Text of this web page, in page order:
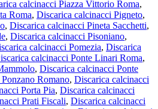
calcinacci Piazza Vittorio Roma,
Roma, Discarica calcinacci Pigneto,
, Discarica calcinacci Pineta Sacchetti,
, Discarica calcinacci Pisoniano,
calcinacci Pomezia, Discarica
calcinacci Ponte Linari Roma,
, Discarica calcinacci Ponte
Romano, Discarica calcinacci
Porta Pia, Discarica calcinacci
Prati Fiscali, Discarica calcinacci